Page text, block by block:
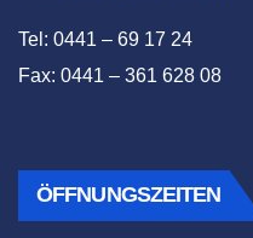
Tel: 0441 – 69 17 24
Fax: 0441 – 361 628 08
ÖFFNUNGSZEITEN